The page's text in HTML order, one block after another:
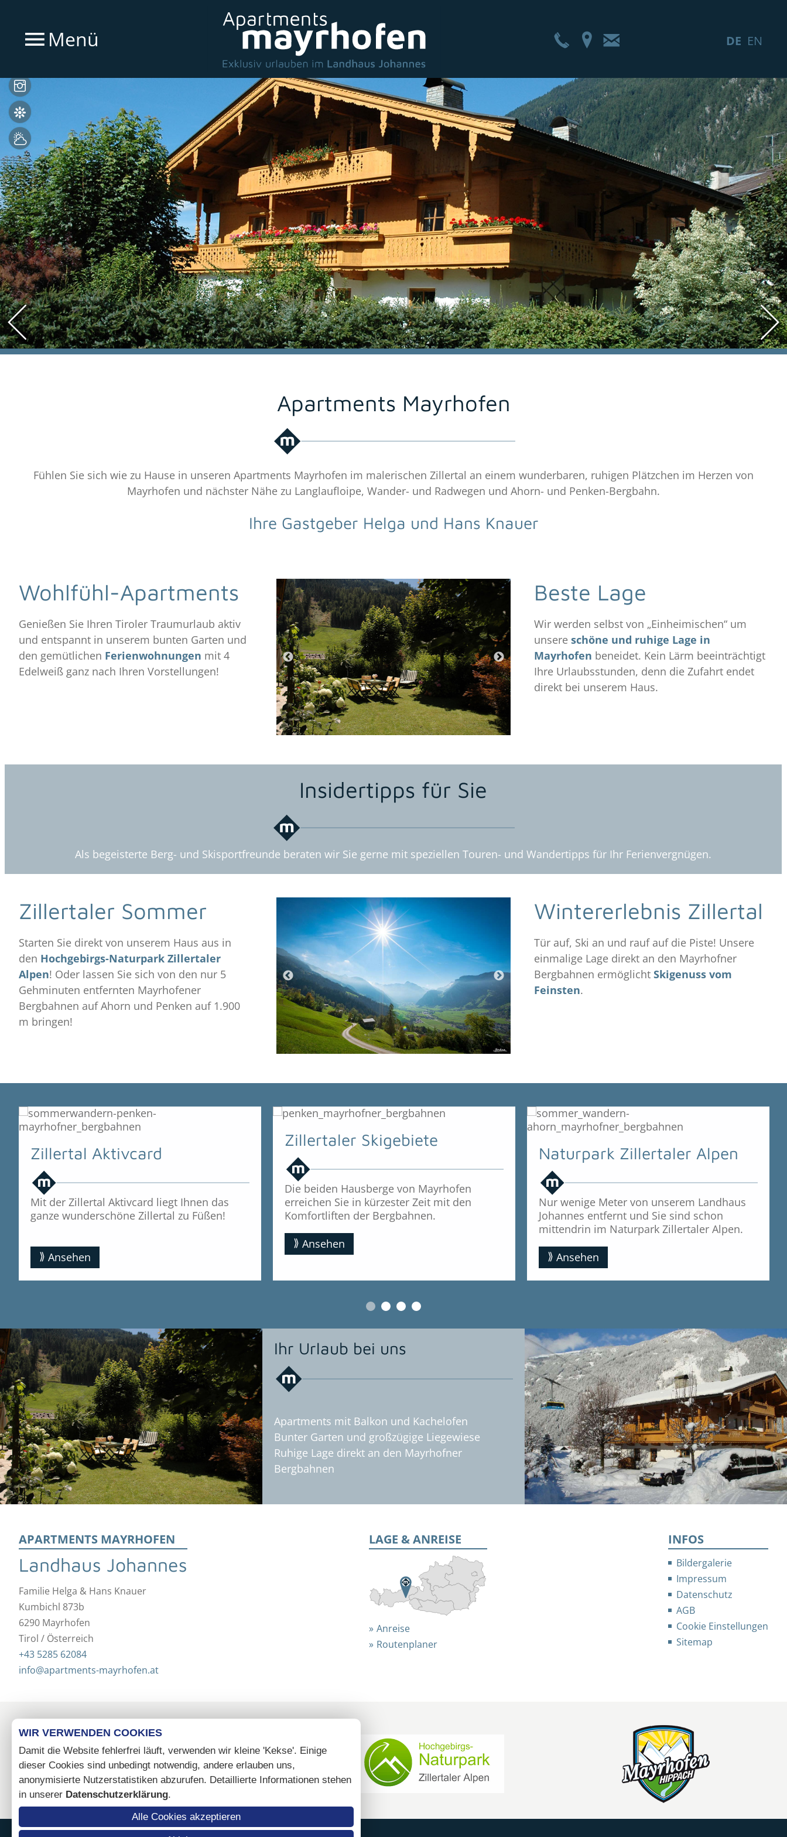
Menü TelefonAnfahrt DE EN
Wetter
Apartments Mayrhofen
Fühlen Sie sich wie zu Hause in unseren Apartments Mayrhofen im malerischen Zillertal an einem wunderbaren, ruhigen Plätzchen im Herzen von
Mayrhofen und nächster Nähe zu Langlaufloipe, Wander- und Radwegen und Ahorn- und Penken-Bergbahn.
Ihre Gastgeber Helga und Hans Knauer
Wohlfühl-Apartments
Genießen Sie Ihren Tiroler Traumurlaub aktiv
und entspannt in unserem bunten Garten und
den gemütlichen Ferienwohnungen mit 4
Edelweiß ganz nach Ihren Vorstellungen!
Beste Lage
Wir werden selbst von „Einheimischen“ um
unsereschöne und ruhige Lage in
Mayrhofen beneidet. Kein Lärm beeinträchtigt
Ihre Urlaubsstunden, denn die Zufahrt endet
direkt bei unserem Haus.
Insidertipps für Sie
Als begeisterte Berg- und Skisportfreunde beraten wir Sie gerne mit speziellen Touren- und Wandertipps für Ihr Ferienvergnügen.
Zillertaler Sommer
Starten Sie direkt von unserem Haus aus in
den Hochgebirgs-Naturpark Zillertaler
Alpen! Oder lassen Sie sich von den nur 5
Gehminuten entfernten Mayrhofener
Bergbahnen auf Ahorn und Penken auf 1.900
m bringen!
Wintererlebnis Zillertal
Tür auf, Ski an und rauf auf die Piste! Unsere
einmalige Lage direkt an den Mayrhofner
Bergbahnen ermöglichtSkigenuss vom
Feinsten.
Zillertal Aktivcard
Mit der Zillertal Aktivcard liegt Ihnen das
ganze wunderschöne Zillertal zu Füßen!
Ansehen
Zillertaler Skigebiete
Die beiden Hausberge von Mayrhofen
erreichen Sie in kürzester Zeit mit den
Komfortliften der Bergbahnen.
Ansehen
Naturpark Zillertaler Alpen
Nur wenige Meter von unserem Landhaus
Johannes entfernt und Sie sind schon
mittendrin im Naturpark Zillertaler Alpen.
Ansehen
Ihr Urlaub bei uns
Apartments mit Balkon und Kachelofen
Bunter Garten und großzügige Liegewiese
Ruhige Lage direkt an den Mayrhofner
Bergbahnen
APARTMENTS MAYRHOFEN
Landhaus Johannes
Familie Helga & Hans Knauer
Kumbichl 873b
6290 Mayrhofen
Tirol / Österreich
+43 5285 62084
info@apartments-mayrhofen.at
LAGE & ANREISE
Anreise
Routenplaner
INFOS
Bildergalerie
Impressum
Datenschutz
AGB
Cookie Einstellungen
Sitemap
WIR VERWENDEN COOKIES
Damit die Website fehlerfrei läuft, verwenden wir kleine 'Kekse'. Einige
dieser Cookies sind unbedingt notwendig, andere erlauben uns,
anonymisierte Nutzerstatistiken abzurufen. Detaillierte Informationen stehen
in unserer Datenschutzerklärung.
Alle Cookies akzeptieren